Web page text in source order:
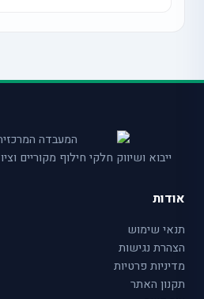
ייבוא ושיווק חלקי חילוף מקוריים
אודות
תנאי שימוש
הצהרת נגישות
מדיניות פרטיות
תקנון האתר